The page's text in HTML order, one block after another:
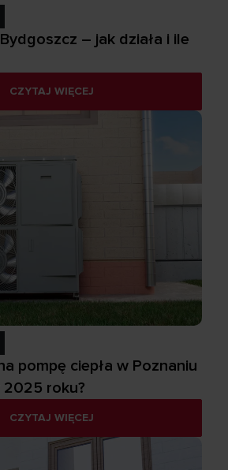
– jak działa i ile
CZYTAJ WIĘCEJ
pompę ciepła w Poznaniu
roku?
CZYTAJ WIĘCEJ